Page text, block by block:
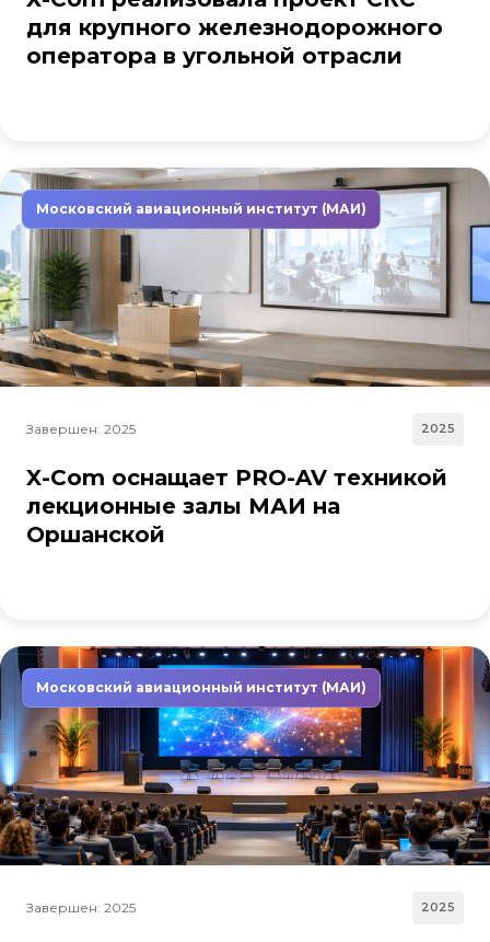
для крупного железнодорожного
оператора в угольной отрасли
Московский авиационный институт (МАИ)
Завершен: 2025 2025
X-Com оснащает PRO-AV техникой
лекционные залы МАИ на
Оршанской
Московский авиационный институт (МАИ)
Завершен: 2025 2025